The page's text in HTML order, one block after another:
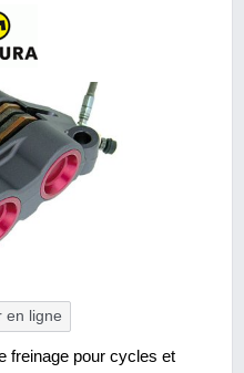
en ligne
freinage pour cycles et